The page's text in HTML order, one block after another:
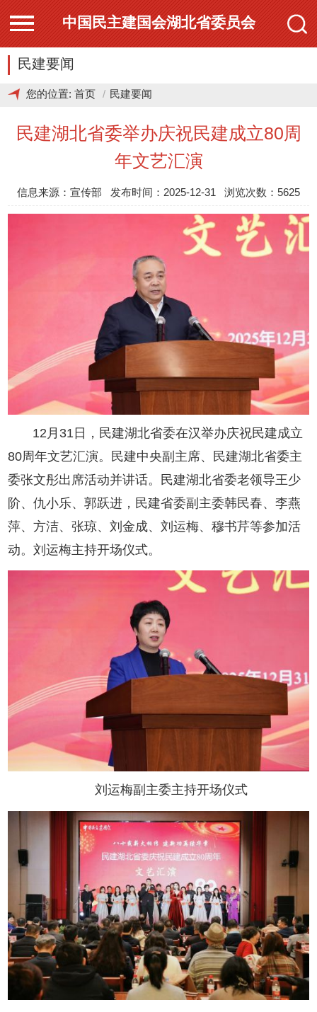
中国民主建国会湖北省委员会
民建要闻
您的位置: 首页 民建要闻
民建湖北省委举办庆祝民建成立80周
年文艺汇演
信息来源：宣传部 发布时间：2025-12-31 浏览次数：5625
12月31日，民建湖北省委在汉举办庆祝民建成立
80周年文艺汇演。民建中央副主席、民建湖北省委主
委张文彤出席活动并讲话。民建湖北省委老领导王少
阶、仇小乐、郭跃进，民建省委副主委韩民春、李燕
萍、方洁、张琼、刘金成、刘运梅、穆书芹等参加活
动。刘运梅主持开场仪式。
刘运梅副主委主持开场仪式